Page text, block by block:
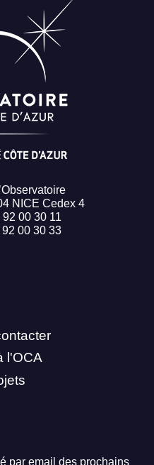
NICE Cedex 4
00 30 11
92 00 30 33
l'OCA
par email des prochains